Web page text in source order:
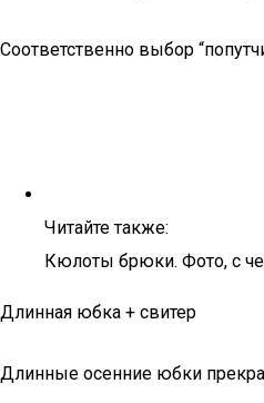
Соответственно выбор
Читайте также:
Кюлоты брюки. Фото, с
Длинная юбка + свитер
Длинные осенние юбки